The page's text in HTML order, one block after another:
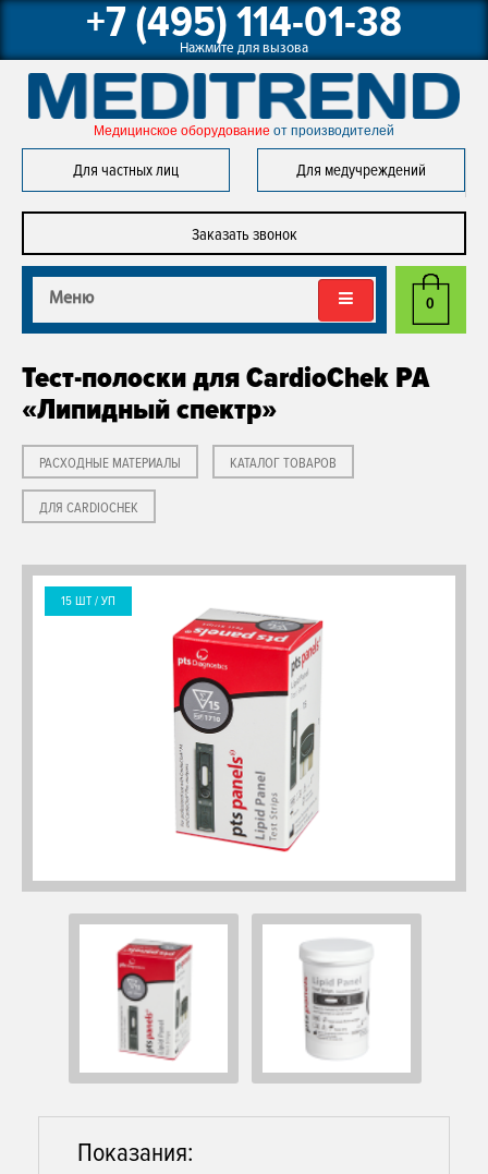
Медицинское оборудование от производителей
Для медучреждений
Для частных лиц
+7 (495) 114-01-38
Нажмите для вызова
Заказать звонок
Меню 0
Тест-полоски для CardioChek PA
«Липидный спектр»
РАСХОДНЫЕ МАТЕРИАЛЫ КАТАЛОГ ТОВАРОВ
ДЛЯ CARDIOCHEK
15 ШТ / УП
Показания: